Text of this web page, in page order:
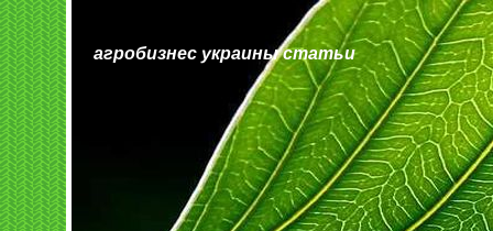
агробизнес украины статьи